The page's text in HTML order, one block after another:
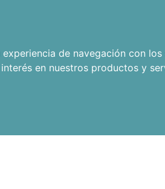
de navegación con los
en nuestros productos y